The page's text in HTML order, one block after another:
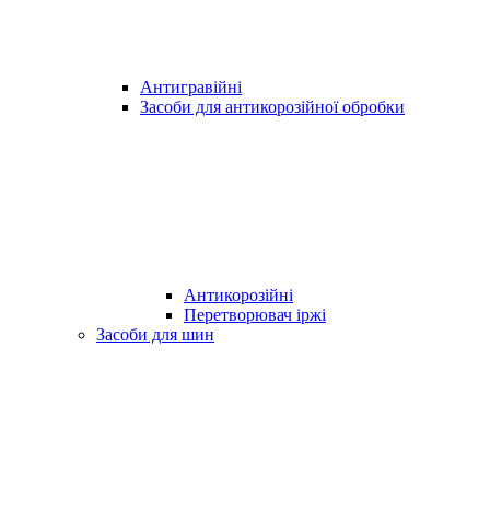
Антигравійні
Засоби для антикорозійної обробки
Антикорозійні
Перетворювач іржі
Засоби для шин